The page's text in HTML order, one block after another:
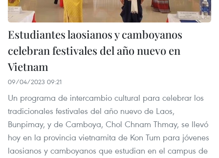
Estudiantes laosianos y camboyanos
celebran festivales del año nuevo en
Vietnam
09/04/2023 09:21
Un programa de intercambio cultural para celebrar los
tradicionales festivales del año nuevo de Laos,
Bunpimay, y de Camboya, Chol Chnam Thmay, se llevó
hoy en la provincia vietnamita de Kon Tum para jóvenes
laosianos y camboyanos que estudian en el campus de